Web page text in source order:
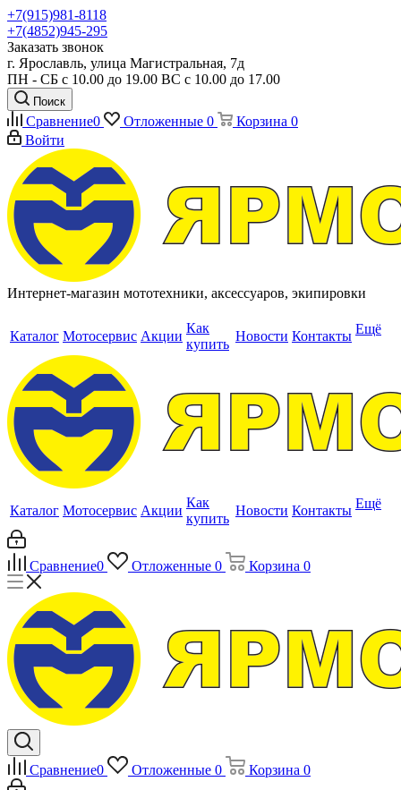
+7(915)981-8118
+7(4852)945-295
Заказать звонок
г. Ярославль, улица Магистральная, 7д
ПН - СБ с 10.00 до 19.00 ВС с 10.00 до 17.00
Поиск
Сравнение0 Отложенные 0 Корзина 0
Войти
Интернет-магазин мототехники, аксессуаров, экипировки
Каталог Мотосервис Акции
Как
купить
Новости Контакты Ещё
Каталог Мотосервис Акции
Как
купить
Новости Контакты Ещё
Сравнение0 Отложенные 0 Корзина 0
Сравнение0 Отложенные 0 Корзина 0